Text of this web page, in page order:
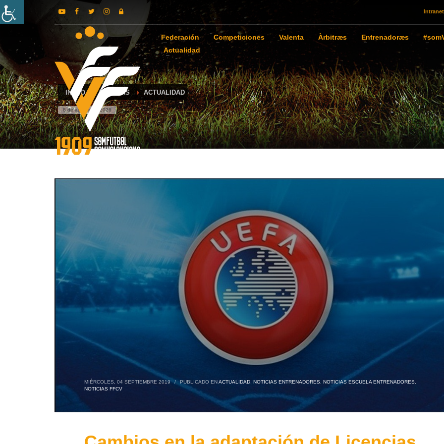
Intranet
Federación Competiciones Valenta Àrbitræs Entrenadoræs
Actualidad
INICIO NOTICIAS ACTUALIDAD
8 de agosto de 2026
MIÉRCOLES, 04 SEPTIEMBRE 2019 / PUBLICADO ENACTUALIDAD, NOTICIAS ENTRENADORES, NOTICIAS ESCUELA ENTRENADORES,
NOTICIAS FFCV